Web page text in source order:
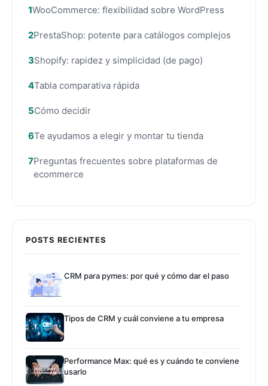
WooCommerce: flexibilidad sobre WordPress
PrestaShop: potente para catálogos complejos
Shopify: rapidez y simplicidad (de pago)
Tabla comparativa rápida
Cómo decidir
Te ayudamos a elegir y montar tu tienda
Preguntas frecuentes sobre plataformas de
ecommerce
POSTS RECIENTES
CRM para pymes: por qué y cómo dar el paso
Tipos de CRM y cuál conviene a tu empresa
Performance Max: qué es y cuándo te conviene
usarlo